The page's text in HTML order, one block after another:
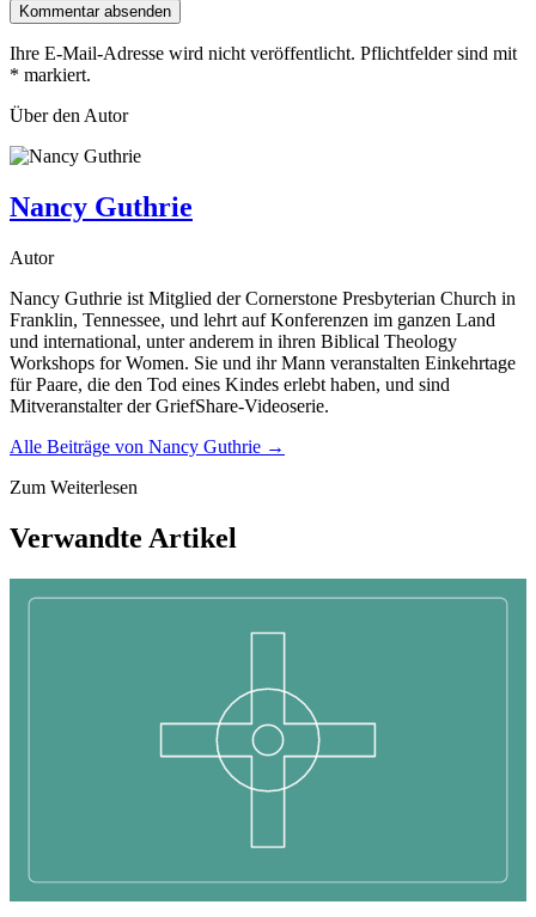
Kommentar absenden
Ihre E-Mail-Adresse wird nicht veröffentlicht. Pflichtfelder sind mit
* markiert.
Über den Autor
Nancy Guthrie
Autor
Nancy Guthrie ist Mitglied der Cornerstone Presbyterian Church in
Franklin, Tennessee, und lehrt auf Konferenzen im ganzen Land
und international, unter anderem in ihren Biblical Theology
Workshops for Women. Sie und ihr Mann veranstalten Einkehrtage
für Paare, die den Tod eines Kindes erlebt haben, und sind
Mitveranstalter der GriefShare-Videoserie.
Alle Beiträge von Nancy Guthrie →
Zum Weiterlesen
Verwandte Artikel